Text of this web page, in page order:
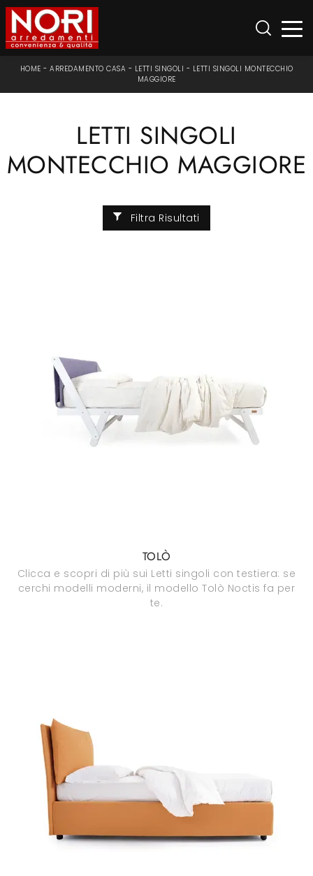
HOME - ARREDAMENTO CASA - LETTI SINGOLI - LETTI SINGOLI MONTECCHIO
MAGGIORE
LETTI SINGOLI
MONTECCHIO MAGGIORE
Filtra Risultati
TOLÒ
Clicca e scopri di più sui Letti singoli con testiera: se
cerchi modelli moderni, il modello Tolò Noctis fa per
te.